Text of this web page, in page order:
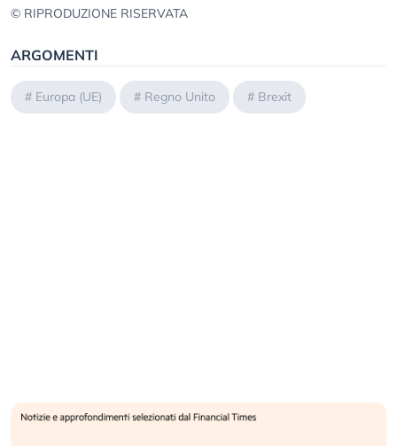
© RIPRODUZIONE RISERVATA
ARGOMENTI
# Europa (UE) # Regno Unito # Brexit